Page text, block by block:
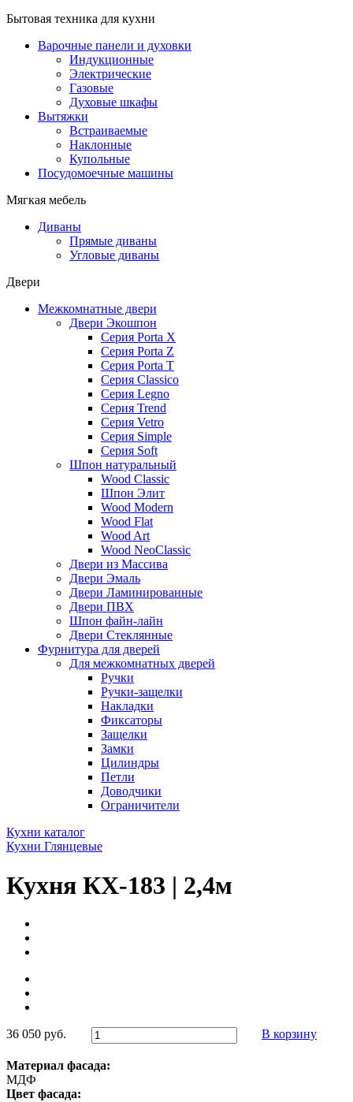
Бытовая техника для кухни
Варочные панели и духовки
Индукционные
Электрические
Газовые
Духовые шкафы
Вытяжки
Встраиваемые
Наклонные
Купольные
Посудомоечные машины
Мягкая мебель
Диваны
Прямые диваны
Угловые диваны
Двери
Межкомнатные двери
Двери Экошпон
Серия Porta X
Серия Porta Z
Серия Porta T
Серия Classico
Серия Legno
Серия Trend
Серия Vetro
Серия Simple
Серия Soft
Шпон натуральный
Wood Classic
Шпон Элит
Wood Modern
Wood Flat
Wood Art
Wood NeoClassic
Двери из Массива
Двери Эмаль
Двери Ламинированные
Двери ПВХ
Шпон файн-лайн
Двери Стеклянные
Фурнитура для дверей
Для межкомнатных дверей
Ручки
Ручки-защелки
Накладки
Фиксаторы
Защелки
Замки
Цилиндры
Петли
Доводчики
Ограничители
Кухни каталог
Кухни Глянцевые
Кухня КХ-183 | 2,4м
36 050 руб. В корзину
Материал фасада:
МДФ
Цвет фасада: